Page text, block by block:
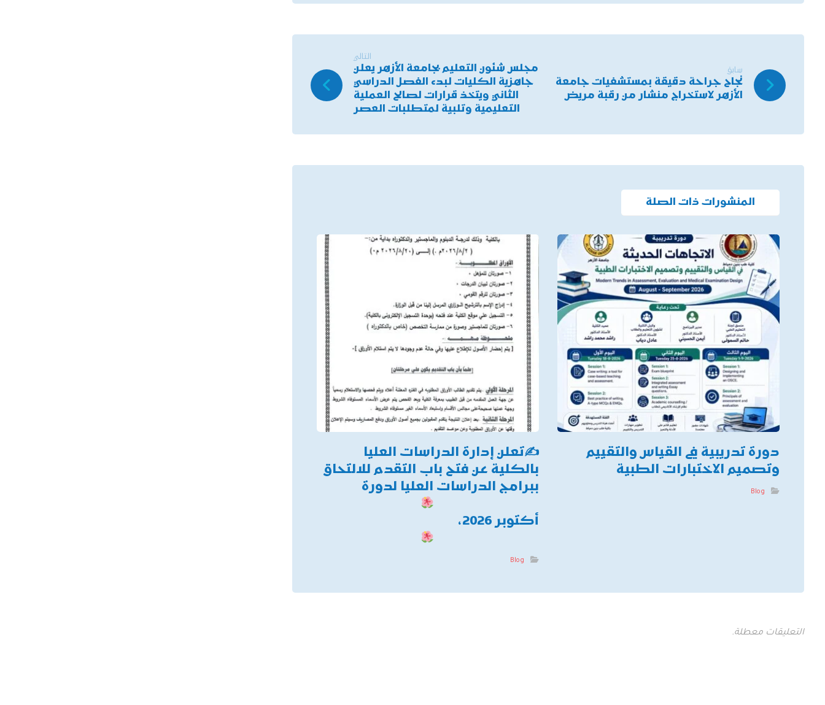
سابق
نجاح جراحة دقيقة بمستشفيات جامعة
الأزهر لاستخراج منشار من رقبة مريض
التالي
مجلس شئون التعليم بجامعة الأزهر يعلن
جاهزية الكليات لبدء الفصل الدراسي
الثاني ويتخذ قرارات لصالح العملية
التعليمية وتلبية لمتطلبات العصر
المنشورات ذات الصلة
دورة تدريبية في القياس والتقييم
وتصميم الاختبارات الطبية
Blog
✍تعلن إدارة الدراسات العليا
بالكلية عن فتح باب التقدم للالتحاق
ببرامج الدراسات العليا لدورة
أكتوبر 2026،
Blog
التعليقات معطلة.